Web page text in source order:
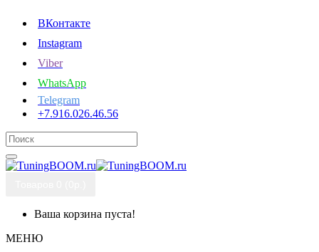
ВКонтакте
Instagram
Viber
WhatsApp
Telegram
+7.916.026.46.56
Ваша корзина пуста!
МЕНЮ